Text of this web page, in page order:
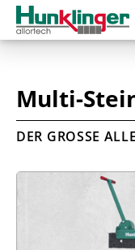
Multi-
DER GROSSE